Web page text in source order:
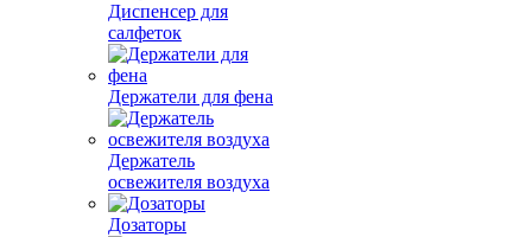
Диспенсер для
салфеток
Держатели для фена
Держатель
освежителя воздуха
Дозаторы